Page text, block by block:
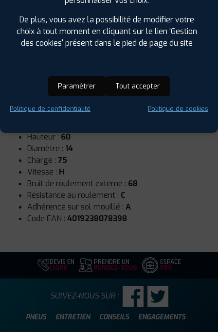
Runflat :Non
Hauteur : 60
Diamètre : 14
Charge : 75
Vitesse : H
Bruit de roulement externe : 68
Résistance au roulement : C
Adhérence sur sol mouillé : A
Code EAN : 4019238078398
DEVIS EN
LIGNE
PRENDRE UN
RENDEZ-VOUS
ESPACE
PRO
PNEUS ENTRETIEN CONSEILS ENGAGEMENTS
SUIVEZ-NOUS SUR :
De plus, vous avez la possibilité de modifier votre
choix à tout moment en cliquant sur le lien 'Gestion
des cookies' présent dans le pied de page du site
Paramétrer Tout accepter
Politique de confidentialité Politique de cookies